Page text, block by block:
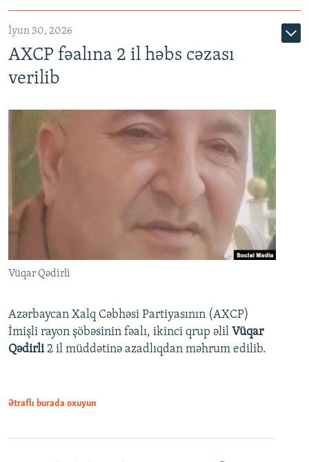
İyun 30, 2026
AXCP fəalına 2 il həbs cəzası
verilib
Vüqar Qədirli
Azərbaycan Xalq Cəbhəsi Partiyasının (AXCP)
İmişli rayon şöbəsinin fəalı, ikinci qrup əlil Vüqar
Qədirli2 il müddətinə azadlıqdan məhrum edilib.
Ətraflı burada oxuyun